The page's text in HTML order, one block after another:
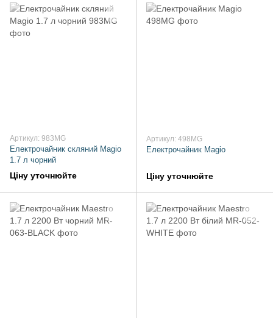
Артикул: 983MG
Електрочайник скляний Magio
1.7 л чорний
Ціну уточнюйте
Артикул: 498MG
Електрочайник Magio
Ціну уточнюйте